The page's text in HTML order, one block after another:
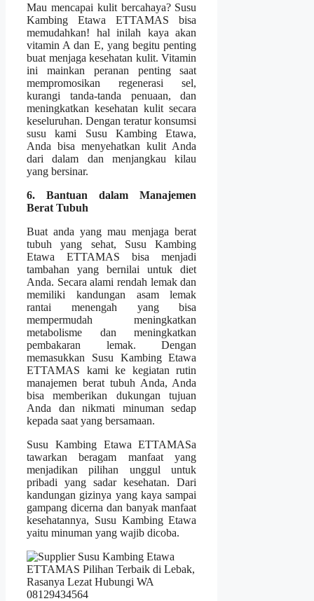
Mau mencapai kulit bercahaya? Susu
Kambing Etawa ETTAMAS bisa
memudahkan! hal inilah kaya akan
vitamin A dan E, yang begitu penting
buat menjaga kesehatan kulit. Vitamin
ini mainkan peranan penting saat
mempromosikan regenerasi sel,
kurangi tanda-tanda penuaan, dan
meningkatkan kesehatan kulit secara
keseluruhan. Dengan teratur konsumsi
susu kami Susu Kambing Etawa,
Anda bisa menyehatkan kulit Anda
dari dalam dan menjangkau kilau
yang bersinar.
6. Bantuan dalam Manajemen
Berat Tubuh
Buat anda yang mau menjaga berat
tubuh yang sehat, Susu Kambing
Etawa ETTAMAS bisa menjadi
tambahan yang bernilai untuk diet
Anda. Secara alami rendah lemak dan
memiliki kandungan asam lemak
rantai menengah yang bisa
mempermudah meningkatkan
metabolisme dan meningkatkan
pembakaran lemak. Dengan
memasukkan Susu Kambing Etawa
ETTAMAS kami ke kegiatan rutin
manajemen berat tubuh Anda, Anda
bisa memberikan dukungan tujuan
Anda dan nikmati minuman sedap
kepada saat yang bersamaan.
Susu Kambing Etawa ETTAMASa
tawarkan beragam manfaat yang
menjadikan pilihan unggul untuk
pribadi yang sadar kesehatan. Dari
kandungan gizinya yang kaya sampai
gampang dicerna dan banyak manfaat
kesehatannya, Susu Kambing Etawa
yaitu minuman yang wajib dicoba.